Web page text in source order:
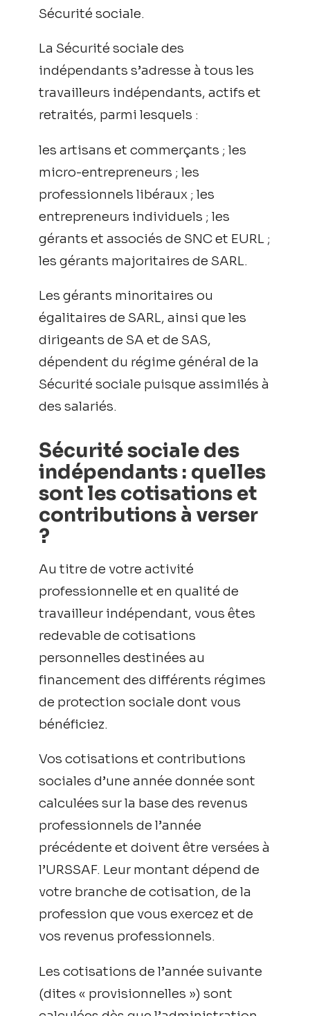
Sécurité sociale.
La Sécurité sociale des
indépendants s’adresse à tous les
travailleurs indépendants, actifs et
retraités, parmi lesquels :
les artisans et commerçants ; les
micro-entrepreneurs ; les
professionnels libéraux ; les
entrepreneurs individuels ; les
gérants et associés de SNC et EURL ;
les gérants majoritaires de SARL.
Les gérants minoritaires ou
égalitaires de SARL, ainsi que les
dirigeants de SA et de SAS,
dépendent du régime général de la
Sécurité sociale puisque assimilés à
des salariés.
Sécurité sociale des
indépendants : quelles
sont les cotisations et
contributions à verser
?
Au titre de votre activité
professionnelle et en qualité de
travailleur indépendant, vous êtes
redevable de cotisations
personnelles destinées au
financement des différents régimes
de protection sociale dont vous
bénéficiez.
Vos cotisations et contributions
sociales d’une année donnée sont
calculées sur la base des revenus
professionnels de l’année
précédente et doivent être versées à
l’URSSAF. Leur montant dépend de
votre branche de cotisation, de la
profession que vous exercez et de
vos revenus professionnels.
Les cotisations de l’année suivante
(dites « provisionnelles ») sont